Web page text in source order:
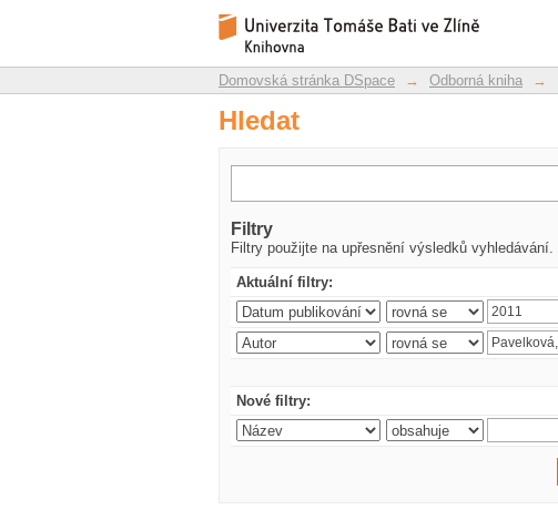
Hledat
Repozitář DSpace/Manakin
Domovská stránka DSpace → Odborná kniha →
Hledat
Filtry
Filtry použijte na upřesnění výsledků vyhledávání.
Aktuální filtry:
Nové filtry: